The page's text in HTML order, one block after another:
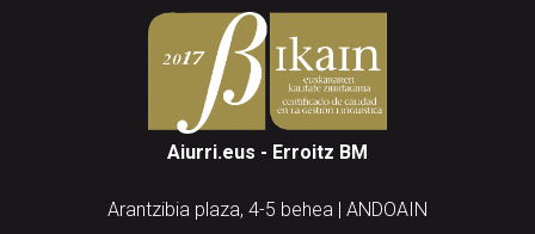
Aiurri.eus - Erroitz BM
Arantzibia plaza, 4-5 behea | ANDOAIN